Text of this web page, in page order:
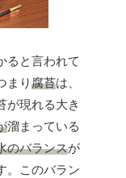
ると言われて
まり腐苔は、
が現れる大き
溜まっている
のバランスが
。このバラン